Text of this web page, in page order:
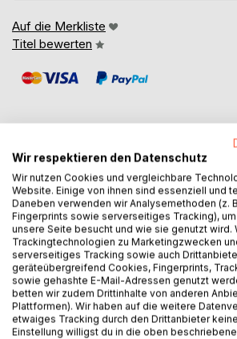
Auf die Merkliste
Titel bewerten
BESCHREIBUNG
Marie und Sidney begegnen sich zum
Anspannung ihrer nicht ausgelebten
beide zur aufreibenden Realität.
Mädchen in dem idyllischen,
zurückbleibt, kehrt der dort stationierte,
Soldat nach New York zurück.
Mehr als 65 Jahre kommen beide,
nicht zur Ruhe - wie eine stille Flamme,
Wir respektieren den Datenschutz
Wir nutzen Cookies und vergleichbare
Website. Einige von ihnen sind essenziell und
Daneben verwenden wir Analysemethoden (z.
Fingerprints sowie serverseitiges Tracking),
unsere Seite besucht und wie sie genutzt wird.
Trackingtechnologien zu Marketingzwecken
serverseitiges Tracking sowie auch
geräteübergreifend Cookies, Fingerprints,
sowie gehashte E-Mail-Adressen genutzt
betten wir zudem Drittinhalte von anderen
Plattformen). Wir haben auf die weitere
etwaiges Tracking durch den Drittanbieter
Einstellung willigst du in die oben